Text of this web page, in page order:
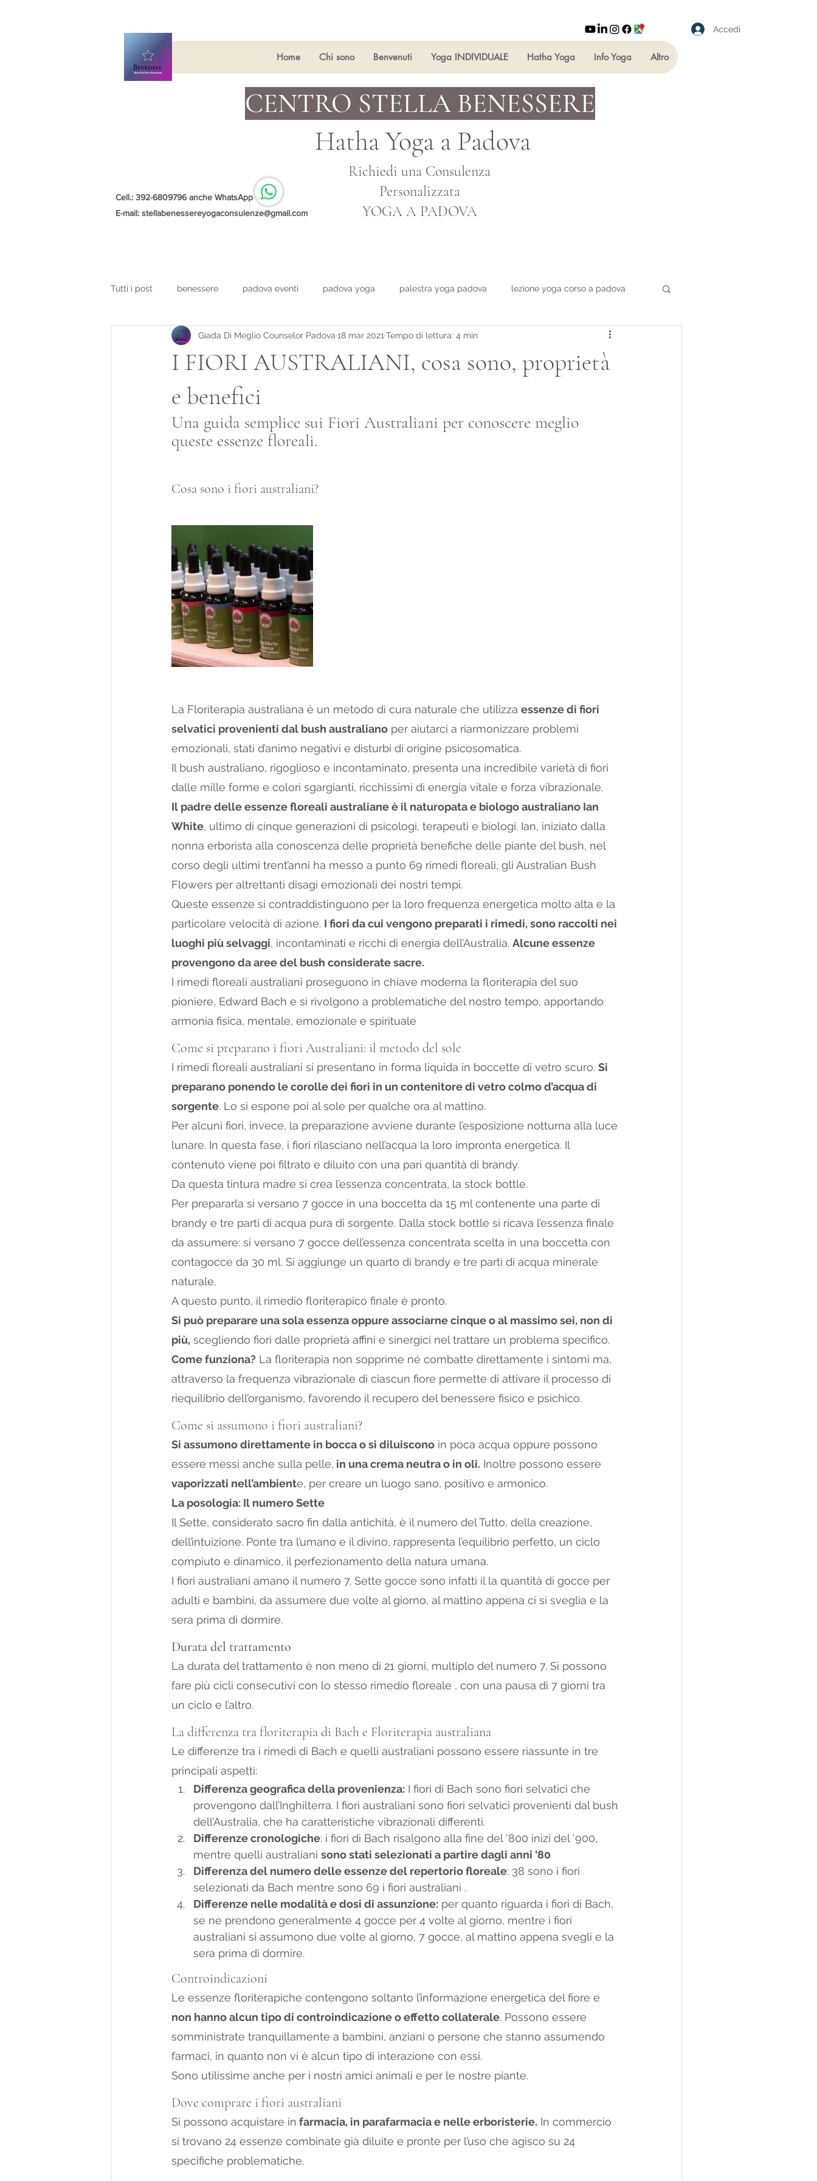
Accedi
Home Chi sono Benvenuti Yoga INDIVIDUALE Hatha Yoga Info Yoga Altro
CENTRO STELLA BENESSERE
Hatha Yoga a Padova
Cell.: 392-6809796 anche WhatsApp
Richiedi una Consulenza
Personalizzata
YOGA A PADOVA
E-mail: stellabenessereyogaconsulenze@gmail.com
Tutti i post benessere padova eventi padova yoga palestra yoga padova lezione yoga corso a padova
salute e benessere padova consulenza padova salute
I FIORI AUSTRALIANI, cosa sono, proprietà
e benefici
Giada Di Meglio Counselor Padova 18 mar 2021 Tempo di lettura: 4 min
Una guida semplice sui Fiori Australiani per conoscere meglio
queste essenze floreali.
Cosa sono i fiori australiani?
La Floriterapia australiana è un metodo di cura naturale che utilizza essenze di fiori
selvatici provenienti dal bush australiano per aiutarci a riarmonizzare problemi
emozionali, stati d’animo negativi e disturbi di origine psicosomatica.
Il bush australiano, rigoglioso e incontaminato, presenta una incredibile varietà di fiori
dalle mille forme e colori sgargianti, ricchissimi di energia vitale e forza vibrazionale.
Il padre delle essenze floreali australiane è il naturopata e biologo australiano Ian
White, ultimo di cinque generazioni di psicologi, terapeuti e biologi. Ian, iniziato dalla
nonna erborista alla conoscenza delle proprietà benefiche delle piante del bush, nel
corso degli ultimi trent’anni ha messo a punto 69 rimedi floreali, gli Australian Bush
Flowers per altrettanti disagi emozionali dei nostri tempi.
Queste essenze si contraddistinguono per la loro frequenza energetica molto alta e la
particolare velocità di azione. I fiori da cui vengono preparati i rimedi, sono raccolti nei
luoghi più selvaggi, incontaminati e ricchi di energia dell’Australia. Alcune essenze
provengono da aree del bush considerate sacre.
I rimedi floreali australiani proseguono in chiave moderna la floriterapia del suo
pioniere, Edward Bach e si rivolgono a problematiche del nostro tempo, apportando
armonia fisica, mentale, emozionale e spirituale
Come si preparano i fiori Australiani: il metodo del sole
I rimedi floreali australiani si presentano in forma liquida in boccette di vetro scuro. Si
preparano ponendo le corolle dei fiori in un contenitore di vetro colmo d’acqua di
sorgente. Lo si espone poi al sole per qualche ora al mattino.
Per alcuni fiori, invece, la preparazione avviene durante l’esposizione notturna alla luce
lunare. In questa fase, i fiori rilasciano nell’acqua la loro impronta energetica. Il
contenuto viene poi filtrato e diluito con una pari quantità di brandy.
Da questa tintura madre si crea l’essenza concentrata, la stock bottle.
Per prepararla si versano 7 gocce in una boccetta da 15 ml contenente una parte di
brandy e tre parti di acqua pura di sorgente. Dalla stock bottle si ricava l’essenza finale
da assumere: si versano 7 gocce dell’essenza concentrata scelta in una boccetta con
contagocce da 30 ml. Si aggiunge un quarto di brandy e tre parti di acqua minerale
naturale.
A questo punto, il rimedio floriterapico finale è pronto.
Si può preparare una sola essenza oppure associarne cinque o al massimo sei, non di
più, scegliendo fiori dalle proprietà affini e sinergici nel trattare un problema specifico.
Come funziona? La floriterapia non sopprime né combatte direttamente i sintomi ma,
attraverso la frequenza vibrazionale di ciascun fiore permette di attivare il processo di
riequilibrio dell’organismo, favorendo il recupero del benessere fisico e psichico.
Come si assumono i fiori australiani?
Si assumono direttamente in bocca o si diluiscono in poca acqua oppure possono
essere messi anche sulla pelle, in una crema neutra o in oli. Inoltre possono essere
vaporizzati nell’ambiente, per creare un luogo sano, positivo e armonico.
La posologia: Il numero Sette
Il Sette, considerato sacro fin dalla antichità, è il numero del Tutto, della creazione,
dell’intuizione. Ponte tra l’umano e il divino, rappresenta l’equilibrio perfetto, un ciclo
compiuto e dinamico, il perfezionamento della natura umana.
I fiori australiani amano il numero 7. Sette gocce sono infatti il la quantità di gocce per
adulti e bambini, da assumere due volte al giorno, al mattino appena ci si sveglia e la
sera prima di dormire.
Durata del trattamento
La durata del trattamento è non meno di 21 giorni, multiplo del numero 7. Si possono
fare più cicli consecutivi con lo stesso rimedio floreale , con una pausa di 7 giorni tra
un ciclo e l’altro.
La differenza tra floriterapia di Bach e Floriterapia australiana
Le differenze tra i rimedi di Bach e quelli australiani possono essere riassunte in tre
principali aspetti:
Differenza geografica della provenienza: I fiori di Bach sono fiori selvatici che
provengono dall’Inghilterra. I fiori australiani sono fiori selvatici provenienti dal bush
dell’Australia, che ha caratteristiche vibrazionali differenti.
Differenze cronologiche: i fiori di Bach risalgono alla fine del ‘800 inizi del ‘900,
mentre quelli australiani sono stati selezionati a partire dagli anni ‘80
Differenza del numero delle essenze del repertorio floreale: 38 sono i fiori
selezionati da Bach mentre sono 69 i fiori australiani .
Differenze nelle modalità e dosi di assunzione: per quanto riguarda i fiori di Bach,
se ne prendono generalmente 4 gocce per 4 volte al giorno, mentre i fiori
australiani si assumono due volte al giorno, 7 gocce, al mattino appena svegli e la
sera prima di dormire.
Controindicazioni
Le essenze floriterapiche contengono soltanto l’informazione energetica del fiore e
non hanno alcun tipo di controindicazione o effetto collaterale. Possono essere
somministrate tranquillamente a bambini, anziani o persone che stanno assumendo
farmaci, in quanto non vi è alcun tipo di interazione con essi.
Sono utilissime anche per i nostri amici animali e per le nostre piante.
Dove comprare i fiori australiani
Si possono acquistare in farmacia, in parafarmacia e nelle erboristerie. In commercio
si trovano 24 essenze combinate già diluite e pronte per l’uso che agisco su 24
specifiche problematiche.